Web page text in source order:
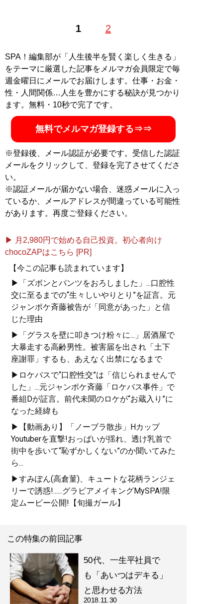
1 2
SPA！編集部が「人生後半を賢く楽しく生きる」
をテーマに厳選した記事をメルマガ会員限定で毎
週金曜日にメールでお届けします。仕事・お金・
性・人間関係…人生を豊かにする秘訣が見つかり
ます。無料・10秒で完了です。
無料でメルマガ登録する⇒⇒
※登録後、メール認証が必要です。受信した認証
メールをクリックして、登録を完了させてくださ
い。
※認証メールが届かない場合、迷惑メールに入っ
ているか、メールアドレスが間違っている可能性
があります。再度ご登録ください。
▶ 月2,980円で始める自己投資。初心者向け
chocoZAPはこちら [PR]
【今この記事も読まれています】
▶「ズボンとパンツをおろしました」...口腔性
交に至るまでの“生々しいやりとり”を証言。元
ジャンポケ斉藤被告が「同意があった」と信
じた理由
▶「グラスを壁に叩きつけ粉々に...」居酒屋で
大暴走する高齢男性。被害届を出され「土下
座謝罪」するも、あえなく出禁になるまで
▶ロケバスで“口腔性交”は「信じられませんで
した」...元ジャンポケ斉藤「ロケバス事件」で
番組Dが証言。前代未聞のロケが“お蔵入り”に
なった経緯も
▶【動画あり】「ノーブラ散歩」Hカップ
Youtuberを直撃!おっぱいが揺れ、透け乳首で
街中を歩いて“恥ずかしくない”のか聞いてみた
ら...
▶すみぽん(高倉菫)、キュートな花柄ランジェ
リーで誘惑!......グラビアメイキングMySPA!限
定ムービー公開!【旬撮ガール】
この特集の前回記事
50代、一生平社員で
も「あいつはデキる」
と思わせる方法
2018.11.30